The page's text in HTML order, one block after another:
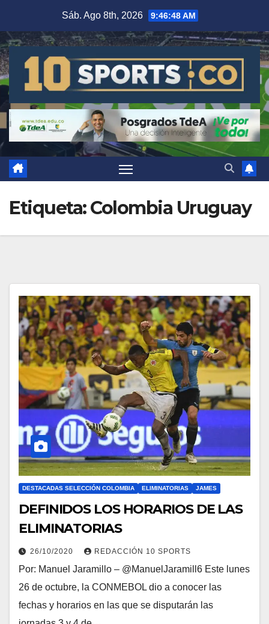
Sáb. Ago 8th, 2026 9:46:49 AM
Etiqueta:Colombia Uruguay
DESTACADAS SELECCIÓN COLOMBIA ELIMINATORIAS JAMES
DEFINIDOS LOS HORARIOS DE LAS
ELIMINATORIAS
26/10/2020 REDACCIÓN 10 SPORTS
Por: Manuel Jaramillo – @ManuelJaramill6 Este lunes
26 de octubre, la CONMEBOL dio a conocer las
fechas y horarios en las que se disputarán las